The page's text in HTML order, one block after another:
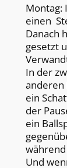
Montag:
einen
Danach
gesetzt
In der
anderen
ein
der
ein
Und